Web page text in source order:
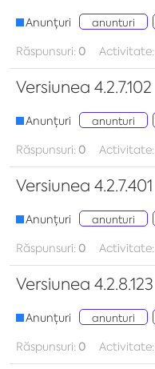
Anunțuri anunturi
Răspunsuri:0 Activitate:
Versiunea 4.2.7.102
Anunțuri anunturi
Răspunsuri:0 Activitate:
Versiunea 4.2.7.401
Anunțuri anunturi
Răspunsuri:0 Activitate:
Versiunea 4.2.8.123
Anunțuri anunturi
Răspunsuri:0 Activitate: